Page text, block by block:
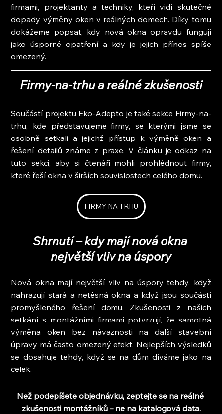
firmami, projektanty a techniky, kteří vidí skutečné
dopady výměny oken v reálných domech. Díky tomu
dokážeme popsat, kdy nová okna opravdu fungují
jako úsporné opatření a kdy je jejich přínos spíše
omezený.
Firmy-na-trhu a reálné zkušenosti
Součástí projektu Eko-Adepto je také sekce Firmy-na-
trhu, kde představujeme firmy, se kterými jsme se
osobně setkali a jejichž přístup k výměně oken a
řešení detailů známe z praxe. V článku je odkaz na
tuto sekci, aby si čtenáři mohli prohlédnout firmy,
které řeší okna v širších souvislostech celého domu.
FIRMY NA TRHU
Shrnutí – kdy mají nová okna
největší vliv na úspory
Nová okna mají největší vliv na úspory tehdy, když
nahrazují stará a netěsná okna a když jsou součástí
promyšleného řešení domu. Zkušenosti z našich
setkání s montážními firmami potvrzují, že samotná
výměna oken bez návaznosti na další stavební
úpravy má často omezený efekt. Nejlepších výsledků
se dosahuje tehdy, když se na dům díváme jako na
celek.
Než podepíšete objednávku, zeptejte se na reálné
zkušenosti montážníků – ne na katalogová data.